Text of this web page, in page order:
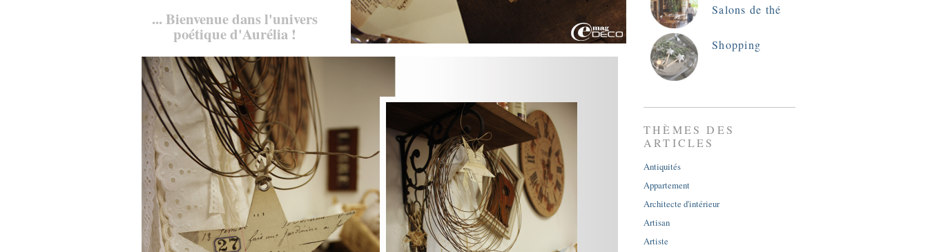
... Bienvenue dans l'univers
poétique d'Aurélia !
Salons de thé
Shopping
THÈMES DES
ARTICLES
Antiquités
Appartement
Architecte d'intérieur
Artisan
Artiste